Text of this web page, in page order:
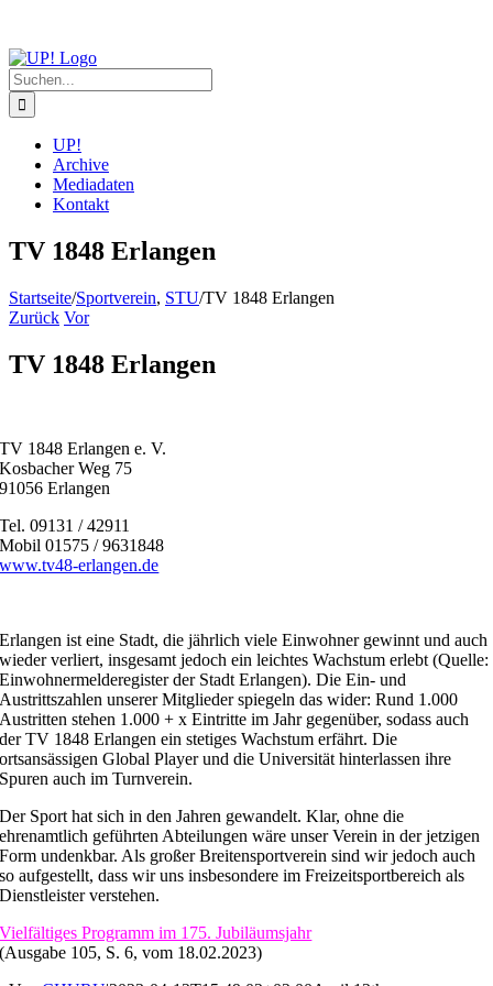
springen
Suche
nach:
UP!
Archive
Mediadaten
Kontakt
TV 1848 Erlangen
Startseite/Sportverein, STU/TV 1848 Erlangen
Zurück Vor
TV 1848 Erlangen
TV 1848 Erlangen e. V.
Kosbacher Weg 75
91056 Erlangen
Tel. 09131 / 42911
Mobil 01575 / 9631848
www.tv48-erlangen.de
Erlangen ist eine Stadt, die jährlich viele Einwohner gewinnt und auch
wieder verliert, insgesamt jedoch ein leichtes Wachstum erlebt (Quelle:
Einwohnermelderegister der Stadt Erlangen). Die Ein- und
Austrittszahlen unserer Mitglieder spiegeln das wider: Rund 1.000
Austritten stehen 1.000 + x Eintritte im Jahr gegenüber, sodass auch
der TV 1848 Erlangen ein stetiges Wachstum erfährt. Die
ortsansässigen Global Player und die Universität hinterlassen ihre
Spuren auch im Turnverein.
Der Sport hat sich in den Jahren gewandelt. Klar, ohne die
ehrenamtlich geführten Abteilungen wäre unser Verein in der jetzigen
Form undenkbar. Als großer Breitensportverein sind wir jedoch auch
so aufgestellt, dass wir uns insbesondere im Freizeitsportbereich als
Dienstleister verstehen.
Vielfältiges Programm im 175. Jubiläumsjahr
(Ausgabe 105, S. 6, vom 18.02.2023)